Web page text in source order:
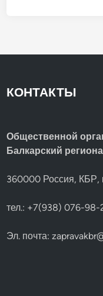
КОНТАКТЫ
Общественной
Балкарский
360000 Россия, КБР,
тел.: +7(938) 076-98-
Эл. почта: